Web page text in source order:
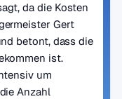
da die Kosten
Gert
betont, dass die
ist.
um
Anzahl